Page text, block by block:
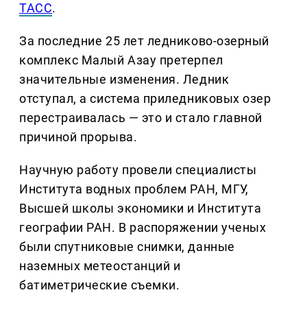
ТАСС.
За последние 25 лет ледниково-озерный
комплекс Малый Азау претерпел
значительные изменения. Ледник
отступал, а система приледниковых озер
перестраивалась — это и стало главной
причиной прорыва.
Научную работу провели специалисты
Института водных проблем РАН, МГУ,
Высшей школы экономики и Института
географии РАН. В распоряжении ученых
были спутниковые снимки, данные
наземных метеостанций и
батиметрические съемки.